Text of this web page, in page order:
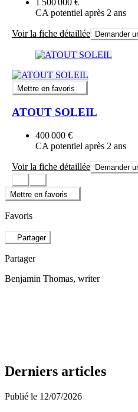
1 500 000 €
CA potentiel après 2 ans
Voir la fiche détaillée Demander
Mettre en favoris
ATOUT SOLEIL
400 000 €
CA potentiel après 2 ans
Voir la fiche détaillée Demander
Mettre en favoris
Favoris
Partager
Partager
Benjamin Thomas, writer
Derniers articles
Publié le 12/07/2026